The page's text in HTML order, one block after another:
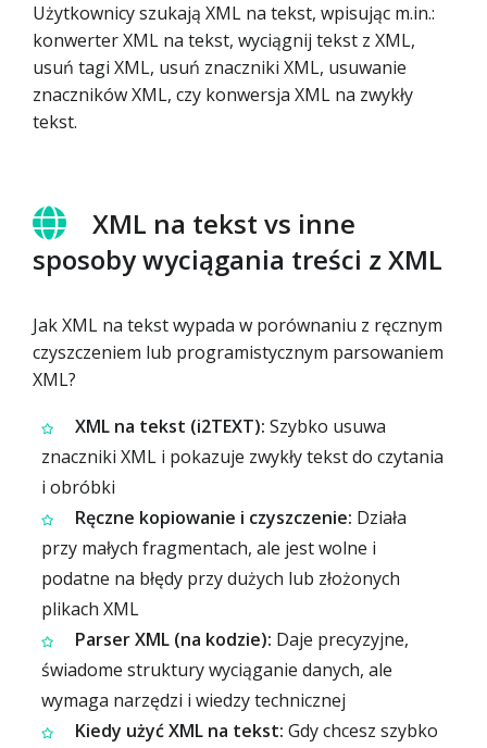
Użytkownicy szukają XML na tekst, wpisując m.in.:
konwerter XML na tekst, wyciągnij tekst z XML,
usuń tagi XML, usuń znaczniki XML, usuwanie
znaczników XML, czy konwersja XML na zwykły
tekst.
XML na tekst vs inne
sposoby wyciągania treści z XML
Jak XML na tekst wypada w porównaniu z ręcznym
czyszczeniem lub programistycznym parsowaniem
XML?
XML na tekst (i2TEXT): Szybko usuwa
znaczniki XML i pokazuje zwykły tekst do czytania
i obróbki
Ręczne kopiowanie i czyszczenie: Działa
przy małych fragmentach, ale jest wolne i
podatne na błędy przy dużych lub złożonych
plikach XML
Parser XML (na kodzie): Daje precyzyjne,
świadome struktury wyciąganie danych, ale
wymaga narzędzi i wiedzy technicznej
Kiedy użyć XML na tekst: Gdy chcesz szybko